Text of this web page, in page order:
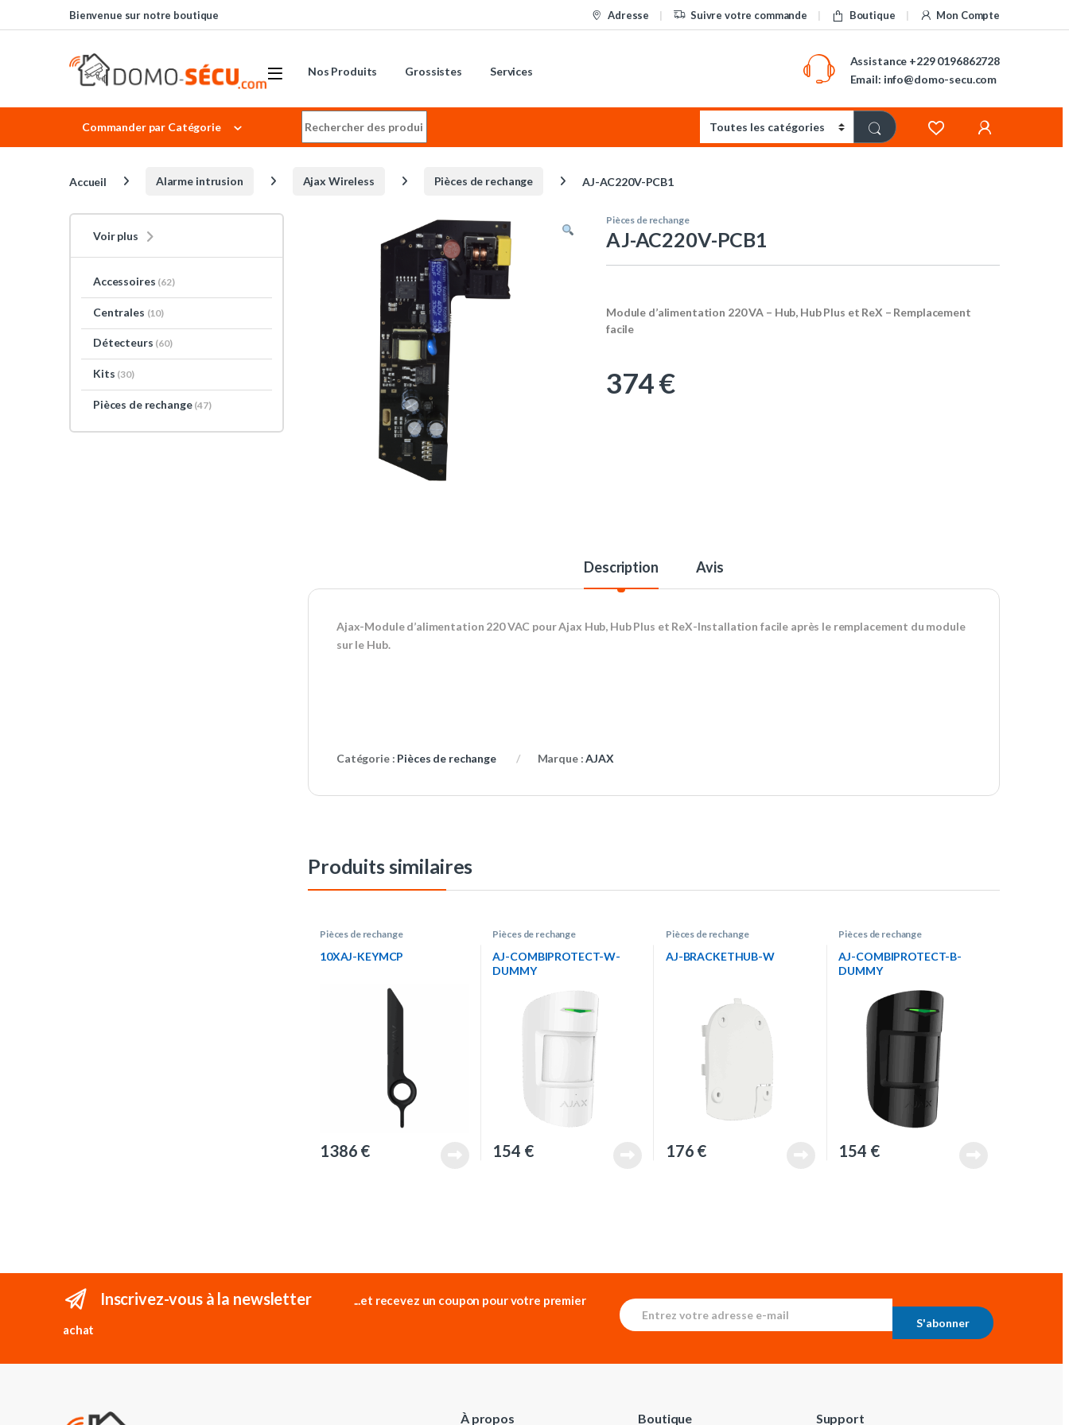
Skip to navigation
Skip to contentBienvenue sur notre boutique Adresse Suivre votre commande Boutique Mon Compte
Nos Produits Grossistes Services
Assistance +229 0196862728
Email: info@domo-secu.com
Commander par Catégorie
Accueil Alarme intrusion Ajax Wireless Pièces de rechange AJ-AC220V-PCB1
Pièces de rechange
AJ-AC220V-PCB1
Module d’alimentation 220 VA – Hub, Hub Plus et ReX – Remplacement
facile
374€
Description Avis
Ajax-Module d’alimentation 220 VAC pour Ajax Hub, Hub Plus et ReX-Installation facile après le remplacement du module
sur le Hub.
Catégorie : Pièces de rechange Marque :AJAX
Produits similaires
Pièces de rechange
10XAJ-KEYMCP
1386 €
Pièces de rechange
AJ-COMBIPROTECT-W-
DUMMY
154 €
Pièces de rechange
AJ-BRACKETHUB-W
176 €
Pièces de rechange
AJ-COMBIPROTECT-B-
DUMMY
154 €
Voir plus
Accessoires (62)
Centrales (10)
Détecteurs (60)
Kits (30)
Pièces de rechange (47)
Inscrivez-vous à la newsletter ...et recevez un coupon pour votre premier
achat
E
m
l
E
m
l
S'abonner
À propos Boutique Support